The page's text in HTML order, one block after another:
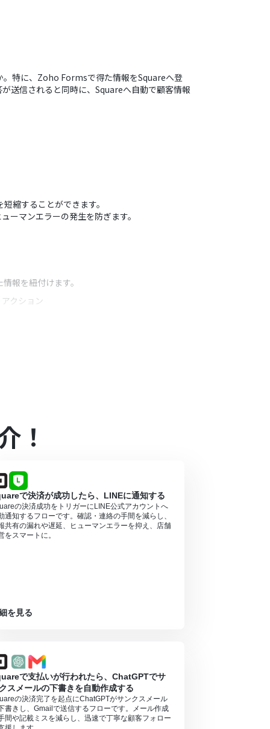
。特に、Zoho Formsで得た情報をSquareへ登
送信されると同時に、Squareへ自動で顧客情報
縮することができます。
ーマンエラーの発生を防ぎます。
報を紐付けます。
クション
！
で決済が成功したら、LINEに通知する
の決済成功をトリガーにLINE公式アカウントへ
通知するフローです。確認・連絡の手間を減らし、
共有の漏れや遅延、ヒューマンエラーを抑え、店舗
をスマートに。
を見る
で支払いが行われたら、ChatGPTでサ
スメールの下書きを自動作成する
の決済完了を起点にChatGPTがサンクスメール
書きし、Gmailで送信するフローです。メール作成
間や記載ミスを減らし、迅速で丁寧な顧客フォロー